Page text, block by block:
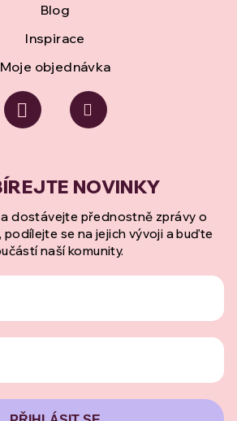
Blog
Inspirace
Moje objednávka
dostávejte přednostně zprávy o
podílejte se na jejich vývoji a buďte
naší komunity.